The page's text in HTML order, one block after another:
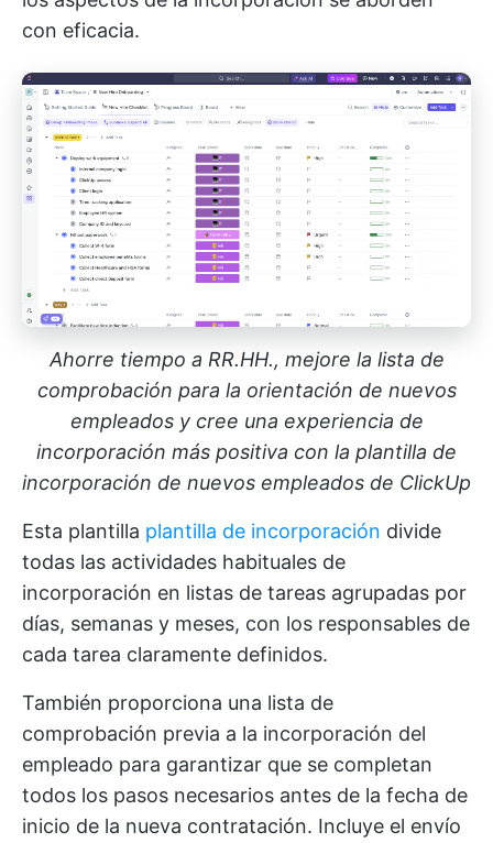
con eficacia.
Ahorre tiempo a RR.HH., mejore la lista de
comprobación para la orientación de nuevos
empleados y cree una experiencia de
incorporación más positiva con la plantilla de
incorporación de nuevos empleados de ClickUp
Esta plantilla plantilla de incorporación divide
todas las actividades habituales de
incorporación en listas de tareas agrupadas por
días, semanas y meses, con los responsables de
cada tarea claramente definidos.
También proporciona una lista de
comprobación previa a la incorporación del
empleado para garantizar que se completan
todos los pasos necesarios antes de la fecha de
inicio de la nueva contratación. Incluye el envío